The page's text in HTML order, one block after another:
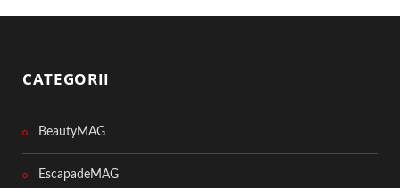
CATEGORII
BeautyMAG
EscapadeMAG